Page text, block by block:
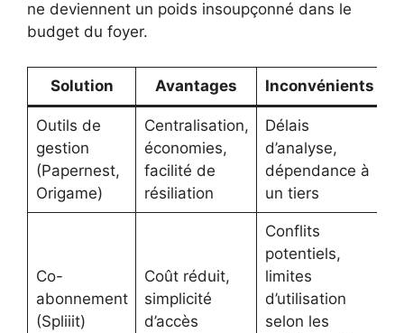
ne deviennent un poids insoupçonné dans le
budget du foyer.
Solution Avantages Inconvénients
Outils de
gestion
(Papernest,
Origame)
Centralisation,
économies,
facilité de
résiliation
Délais
d’analyse,
dépendance à
un tiers
Co-
abonnement
(Spliiit)
Coût réduit,
simplicité
d’accès
Conflits
potentiels,
limites
d’utilisation
selon les